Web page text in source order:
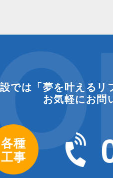
では「夢を叶えるリ
お気軽にお問
各種
工事